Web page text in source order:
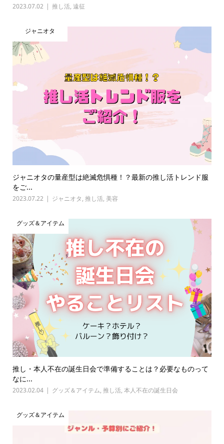
2023.07.02 推し活, 遠征
ジャニオタ
ジャニオタの量産型は絶滅危惧種！？最新の推し活トレンド服
をご...
2023.07.22 ジャニオタ, 推し活, 美容
グッズ＆アイテム
推し・本人不在の誕生日会で準備することは？必要なものって
なに...
2023.02.04 グッズ＆アイテム, 推し活, 本人不在の誕生日会
グッズ＆アイテム